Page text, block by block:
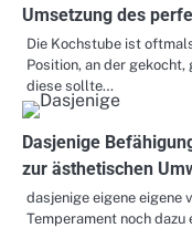
Umsetzung des
Die Kochstube ist
Position, an der
diese sollte…
Dasjenige
zur ästhetischen
dasjenige eigene eigene
Temperament noch dazu